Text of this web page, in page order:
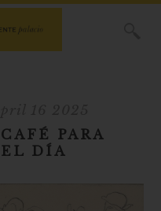
PARA
DÍA